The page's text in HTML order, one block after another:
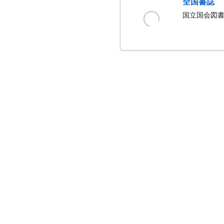
国立国会図